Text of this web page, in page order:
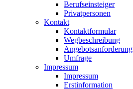
Berufseinsteiger
Privatpersonen
Kontakt
Kontaktformular
Wegbeschreibung
Angebotsanforderung
Umfrage
Impressum
Impressum
Erstinformation